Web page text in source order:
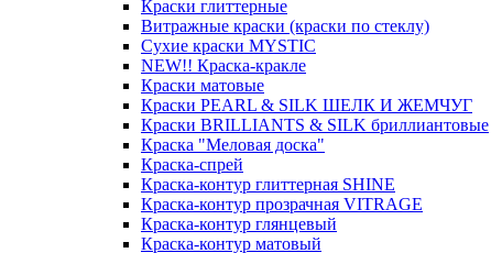
Краски глиттерные
Витражные краски (краски по стеклу)
Сухие краски MYSTIC
NEW!! Краска-кракле
Краски матовые
Краски PEARL & SILK ШЕЛК И ЖЕМЧУГ
Краски BRILLIANTS & SILK бриллиантовые
Краска "Меловая доска"
Краска-спрей
Краска-контур глиттерная SHINE
Краска-контур прозрачная VITRAGE
Краска-контур глянцевый
Краска-контур матовый